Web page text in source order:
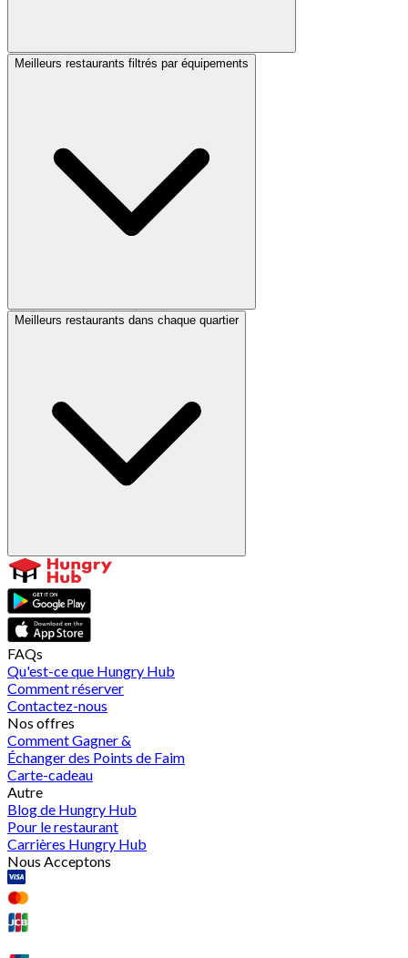
Meilleurs restaurants filtrés par équipements
Meilleurs restaurants dans chaque quartier
FAQs
Qu'est-ce que Hungry Hub
Comment réserver
Contactez-nous
Nos offres
Comment Gagner &
Échanger des Points de Faim
Carte-cadeau
Autre
Blog de Hungry Hub
Pour le restaurant
Carrières Hungry Hub
Nous Acceptons